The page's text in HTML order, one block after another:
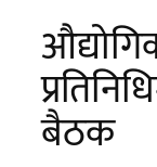
बैठक